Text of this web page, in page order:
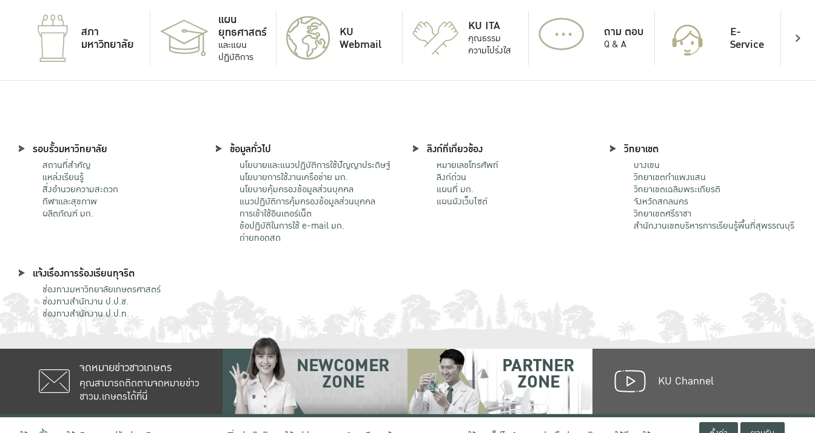
สภา
มหาวิทยาลัย
แผน
ยุทธศาสตร์
และแผน
ปฏิบัติการ
KU
Webmail
KU ITA
คุณธรรม
ความโปร่งใส
... ถาม ตอบ
Q & A
E-
Service
รอบรั้วมหาวิทยาลัย
สถานที่สำคัญ
แหล่งเรียนรู้
สิ่งอำนวยความสะดวก
กีฬาและสุขภาพ
ผลิตภัณฑ์ มก.
ข้อมูลทั่วไป
นโยบายและแนวปฏิบัติการใช้ปัญญาประดิษฐ์
นโยบายการใช้งานเครือข่าย มก.
นโยบายคุ้มครองข้อมูลส่วนบุคคล
แนวปฏิบัติการคุ้มครองข้อมูลส่วนบุคคล
การเข้าใช้อินเตอร์เน็ต
ข้อปฏิบัติในการใช้ e-mail มก.
ถ่ายทอดสด
ลิงก์ที่เกี่ยวข้อง
หมายเลขโทรศัพท์
ลิงก์ด่วน
แผนที่ มก.
แผนผังเว็บไซต์
วิทยาเขต
บางเขน
วิทยาเขตกําแพงแสน
วิทยาเขตเฉลิมพระเกียรติ
จังหวัดสกลนคร
วิทยาเขตศรีราชา
สำนักงานเขตบริหารการเรียนรู้พื้นที่สุพรรณบุรี
แจ้งเรื่องการร้องเรียนทุจริต
ช่องทางมหาวิทยาลัยเกษตรศาสตร์
ช่องทางสำนักงาน ป.ป.ช.
ช่องทางสำนักงาน ป.ป.ท.
จดหมายข่าวชาวเกษตร
คุณสามารถติดตามจดหมายข่าว
ชาวม.เกษตรได้ที่นี่
NEWCOMER
ZONE
PARTNER
ZONE KU Channel